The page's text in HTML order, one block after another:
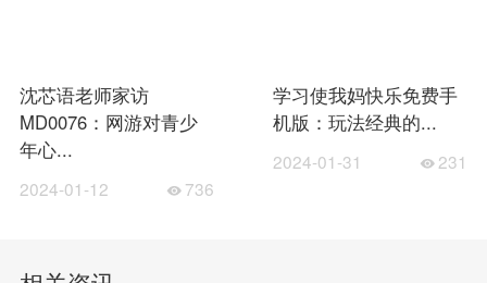
沈芯语老师家访
MD0076：网游对青少
年心...
2024-01-12 736
学习使我妈快乐免费手
机版：玩法经典的...
2024-01-31 231